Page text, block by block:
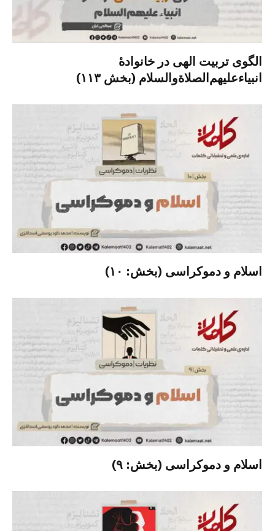
الگوی تربیت الهی در خانوادۀ
انبیاءعلیهم‌الصلاةو‌السلام (بخش ۱۱۳)
اسلام و دموکراسی (بخش: ۱۰)
اسلام و دموکراسی (بخش: ۹)